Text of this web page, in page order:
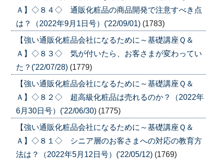
Ａ】◇８４◇ 通販化粧品の商品開発で注意すべき点
は？（2022年9月1日号）('22/09/01) (1783)
【強い通販化粧品会社になるために～基礎講座Ｑ＆
Ａ】◇８３◇ 気が付いたら、お客さまが変わってい
た？('22/07/28) (1779)
【強い通販化粧品会社になるために～基礎講座Ｑ＆
Ａ】◇８２◇ 超高級化粧品は売れるのか？（2022年
6月30日号）('22/06/30) (1775)
【強い通販化粧品会社になるために～基礎講座Ｑ＆
Ａ】◇８１◇ シニア層のお客さまへの対応の教育方
法は？（2022年5月12日号）('22/05/12) (1769)